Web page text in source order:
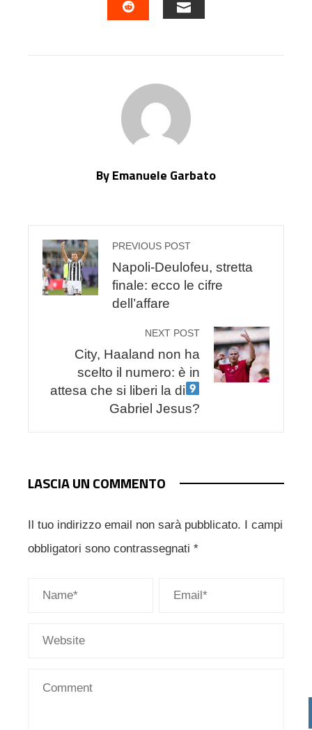
By Emanuele Garbato
PREVIOUS POST
Napoli-Deulofeu, stretta
finale: ecco le cifre
dell’affare
NEXT POST
City, Haaland non ha
scelto il numero: è in
attesa che si liberi la di
Gabriel Jesus?
LASCIA UN COMMENTO
Il tuo indirizzo email non sarà pubblicato.
I campi
obbligatori sono contrassegnati *